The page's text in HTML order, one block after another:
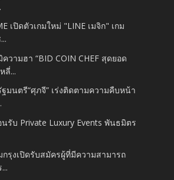
เปิดตัวเกมใหม่ "LINE เมจิก" เกม
วามฮา “BID COIN CHEF สุดยอด
ลี่...
มนตรี“ศุภจี” เร่งติดตามความคืบหน้า
รับ Private Luxury Events พันธมิตร
กรุงเปิดรับสมัครผู้ที่มีความสามารถ